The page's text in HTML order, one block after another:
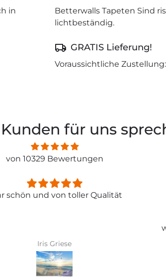
in
Betterwalls Tapeten Sind
lichtbeständig.
GRATIS Lieferung!
Voraussichtliche Zustellung:
Kunden für uns
von 10329 Bewertungen
Entspricht genau meiner
Qualität .
Karin Bader